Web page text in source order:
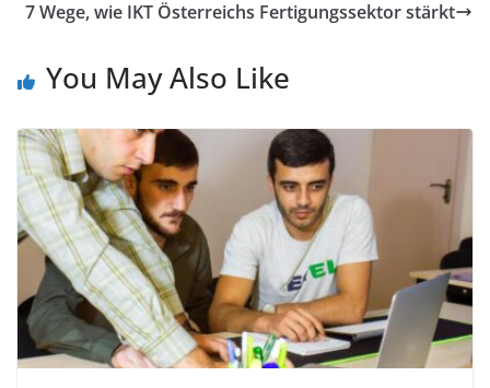
7 Wege, wie IKT Österreichs Fertigungssektor stärkt
You May Also Like